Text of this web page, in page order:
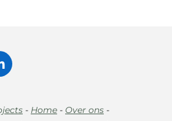
k
- Home - Over ons -